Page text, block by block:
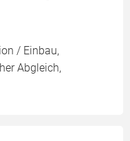
/ Einbau,
Abgleich,